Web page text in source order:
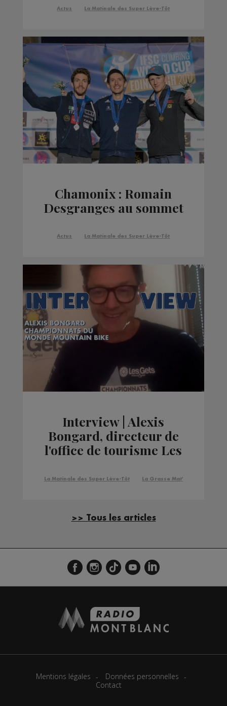
Actus La Matinale des Super Lève-Tôt
Chamonix : Romain
Desgranges au sommet
Actus La Matinale des Super Lève-Tôt
Interview | Alexis
Bongard, directeur de
l'office de tourisme Les
La Matinale des Super Lève-Tôt La Grasse Mat'
>> Tous les articles
Mentions légales
Données personnelles
Contact